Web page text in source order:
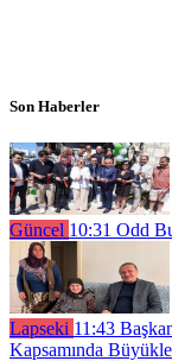
Son Haberler
Güncel 10:31 Odd
Lapseki 11:43
Kapsamında